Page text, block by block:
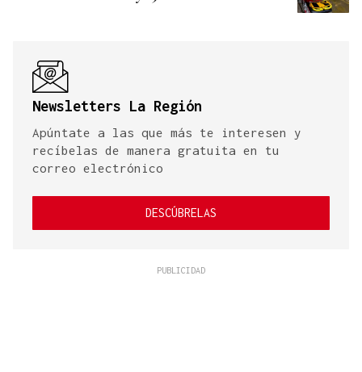
Newsletters La Región
Apúntate a las que más te interesen y
recíbelas de manera gratuita en tu
correo electrónico
DESCÚBRELAS